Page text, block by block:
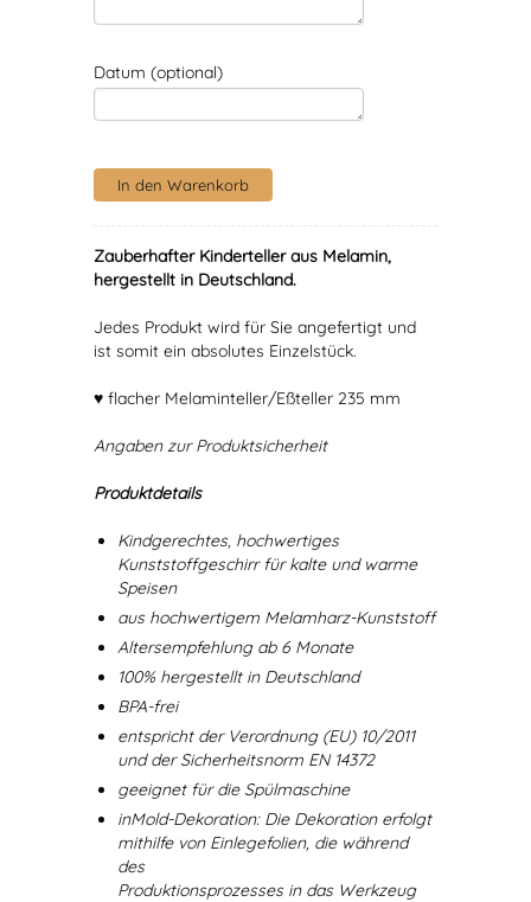
Datum (optional)
Zauberhafter Kinderteller aus Melamin,
hergestellt in Deutschland.
Jedes Produkt wird für Sie angefertigt und
ist somit ein absolutes Einzelstück.
♥ flacher Melaminteller/Eßteller 235 mm
Angaben zur Produktsicherheit
Produktdetails
Kindgerechtes, hochwertiges
Kunststoffgeschirr für kalte und warme
Speisen
aus hochwertigem Melamharz-Kunststoff
Altersempfehlung ab 6 Monate
100% hergestellt in Deutschland
BPA-frei
entspricht der Verordnung (EU) 10/2011
und der Sicherheitsnorm EN 14372
geeignet für die Spülmaschine
inMold-Dekoration: Die Dekoration erfolgt
mithilfe von Einlegefolien, die während
des
Produktionsprozesses in das Werkzeug